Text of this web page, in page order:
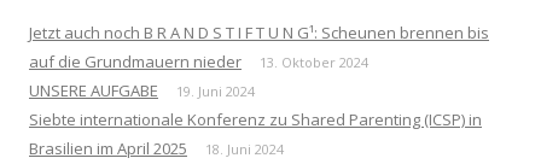
Jetzt auch noch B R A N D S T I F T U N G¹: Scheunen brennen bis
auf die Grundmauern nieder
13. Oktober 2024
UNSERE AUFGABE 19. Juni 2024
Siebte internationale Konferenz zu Shared Parenting (ICSP) in
Brasilien im April 2025
18. Juni 2024